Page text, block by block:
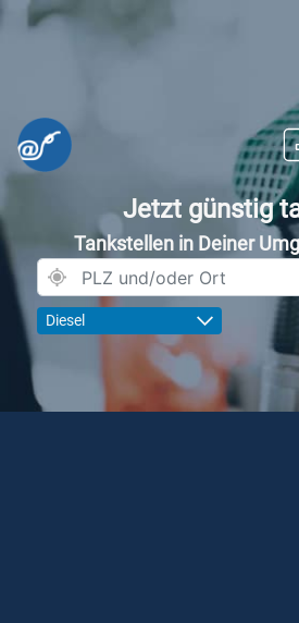
Jetzt günstig
Tankstellen in Deiner
Diesel